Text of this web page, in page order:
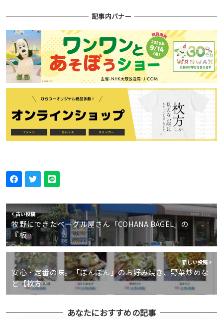
記事内バナー
古い投稿
牧野にできたベーグル屋さん「COHANA BAGEL」の
『板…
新しい投稿
安心・定番の味。「ぼんぼん」のお好み焼き、野菜炒めな
ど【枚方…
あなたにおすすめの記事